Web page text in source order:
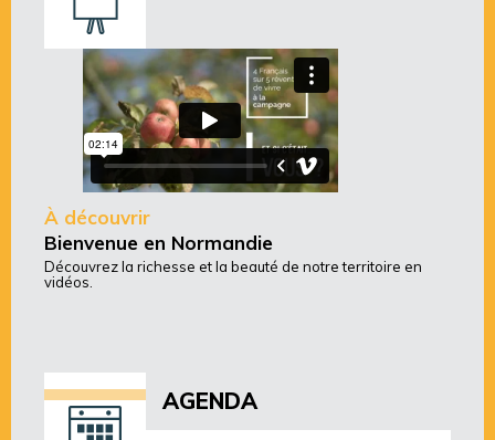
À découvrir
Bienvenue en Normandie
Découvrez la richesse et la beauté de notre territoire en
vidéos.
AGENDA